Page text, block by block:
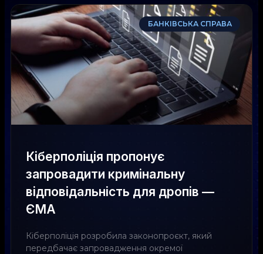
БАНКІВСЬКА СПРАВА
Кіберполіція пропонує
запровадити кримінальну
відповідальність для дропів —
ЄМА
Кіберполіція розробила законопроєкт, який
передбачає запровадження окремої